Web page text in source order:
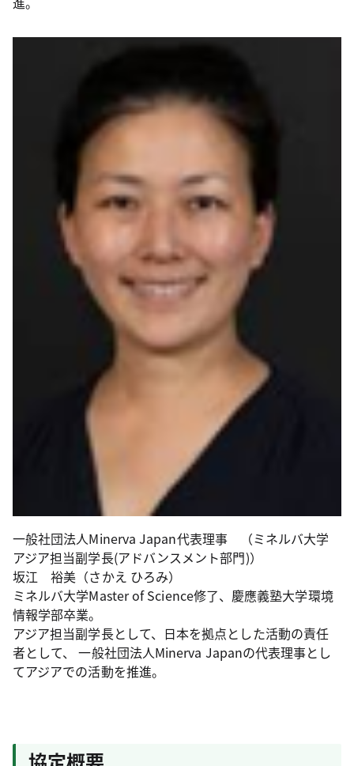
一般社団法人Minerva Japan代表理事 （ミネルバ大学
アジア担当副学長(アドバンスメント部門)）
坂江 裕美（さかえ ひろみ）
ミネルバ大学Master of Science修了、慶應義塾大学環境
情報学部卒業。
アジア担当副学長として、日本を拠点とした活動の責任
者として、 一般社団法人Minerva Japanの代表理事とし
てアジアでの活動を推進。